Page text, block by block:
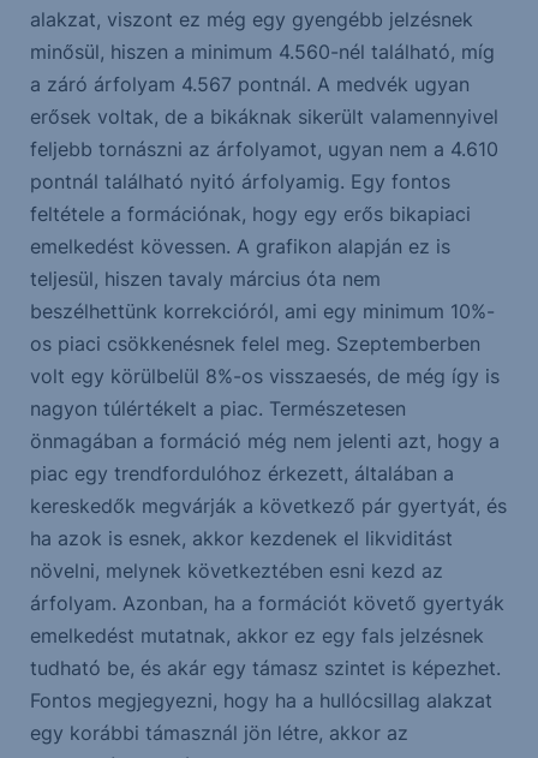
alakzat, viszont ez még egy gyengébb jelzésnek
minősül, hiszen a minimum 4.560-nél található, míg
a záró árfolyam 4.567 pontnál. A medvék ugyan
erősek voltak, de a bikáknak sikerült valamennyivel
feljebb tornászni az árfolyamot, ugyan nem a 4.610
pontnál található nyitó árfolyamig. Egy fontos
feltétele a formációnak, hogy egy erős bikapiaci
emelkedést kövessen. A grafikon alapján ez is
teljesül, hiszen tavaly március óta nem
beszélhettünk korrekcióról, ami egy minimum 10%-
os piaci csökkenésnek felel meg. Szeptemberben
volt egy körülbelül 8%-os visszaesés, de még így is
nagyon túlértékelt a piac. Természetesen
önmagában a formáció még nem jelenti azt, hogy a
piac egy trendfordulóhoz érkezett, általában a
kereskedők megvárják a következő pár gyertyát, és
ha azok is esnek, akkor kezdenek el likviditást
növelni, melynek következtében esni kezd az
árfolyam. Azonban, ha a formációt követő gyertyák
emelkedést mutatnak, akkor ez egy fals jelzésnek
tudható be, és akár egy támasz szintet is képezhet.
Fontos megjegyezni, hogy ha a hullócsillag alakzat
egy korábbi támasznál jön létre, akkor az